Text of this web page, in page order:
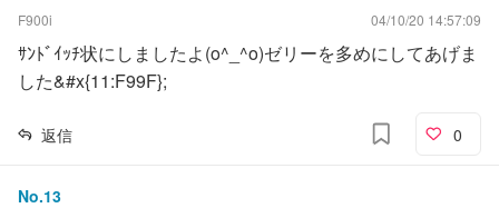
F900i 04/10/20 14:57:09
ｻﾝﾄﾞｲｯﾁ状にしましたよ(o^_^o)ゼリーを多めにしてあげま
した&#x{11:F99F};
返信 0
No.13